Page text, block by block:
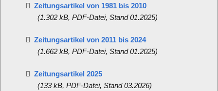
 Zeitungsartikel von 1981 bis 2010
(1.302 kB, PDF-Datei, Stand 01.2025)
 Zeitungsartikel von 2011 bis 2024
(1.662 kB, PDF-Datei, Stand 01.2025)
 Zeitungsartikel 2025
(133 kB, PDF-Datei, Stand 03.2026)